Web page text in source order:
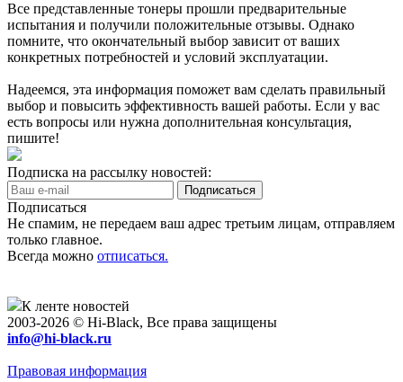
Все представленные тонеры прошли предварительные
испытания и получили положительные отзывы. Однако
помните, что окончательный выбор зависит от ваших
конкретных потребностей и условий эксплуатации.
Надеемся, эта информация поможет вам сделать правильный
выбор и повысить эффективность вашей работы. Если у вас
есть вопросы или нужна дополнительная консультация,
пишите!
Подписка на рассылку новостей:
Подписаться
Не спамим, не передаем ваш адрес третьим лицам, отправляем
только главное.
Всегда можно отписаться.
К ленте новостей
2003-2026 © Hi-Black, Все права защищены
info@hi-black.ru
Правовая информация